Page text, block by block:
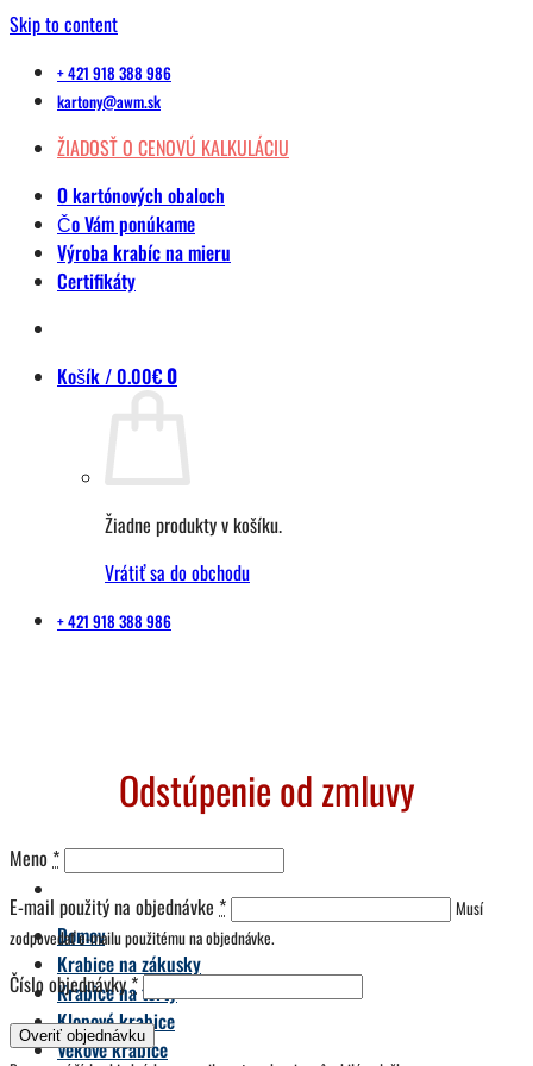
Skip to content
+ 421 918 388 986
kartony@awm.sk
ŽIADOSŤ O CENOVÚ KALKULÁCIU
O kartónových obaloch
Čo Vám ponúkame
Výroba krabíc na mieru
Certifikáty
Košík /0.00€0
Žiadne produkty v košíku.
Vrátiť sa do obchodu
+ 421 918 388 986
Domov
Krabice na zákusky
Krabice na torty
Klopové krabice
Vekové krabice
Odstúpenie od zmluvy
Meno *
E-mail použitý na objednávke *
Musí
zodpovedať e-mailu použitému na objednávke.
Číslo objednávky*
Overiť objednávku